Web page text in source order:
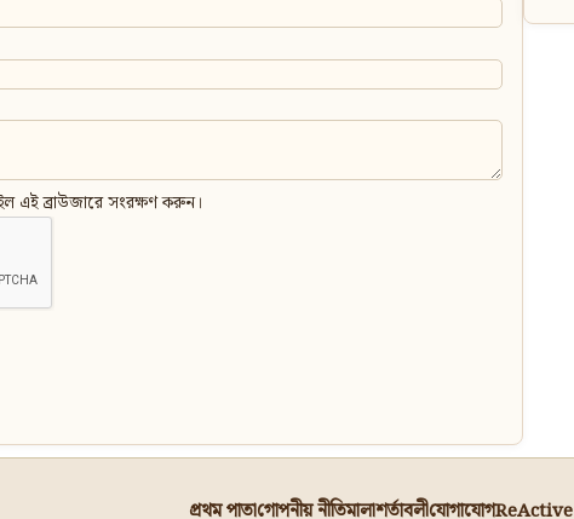
এই ব্রাউজারে সংরক্ষণ করুন।
প্রথম পাতাগোপনীয় নীতিমালাশর্তাবলীযোগাযোগReActive